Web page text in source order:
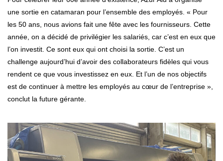
une sortie en catamaran pour l’ensemble des employés. « Pour
les 50 ans, nous avions fait une fête avec les fournisseurs. Cette
année, on a décidé de privilégier les salariés, car c’est en eux que
l’on investit. Ce sont eux qui ont choisi la sortie. C’est un
challenge aujourd’hui d’avoir des collaborateurs fidèles qui vous
rendent ce que vous investissez en eux. Et l’un de nos objectifs
est de continuer à mettre les employés au cœur de l’entreprise »,
conclut la future gérante.